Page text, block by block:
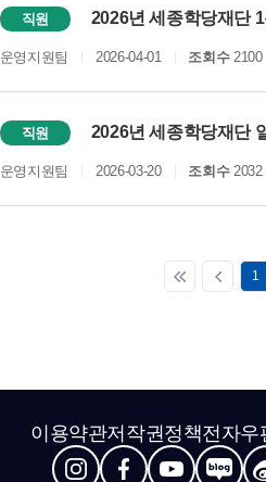
직원 2026년 세종학당재단
운영지원팀 2026-04-01 조회수2100
직원 2026년 세종학당재단
운영지원팀 2026-03-20 조회수2032
1
이용약관저작권정책전자우